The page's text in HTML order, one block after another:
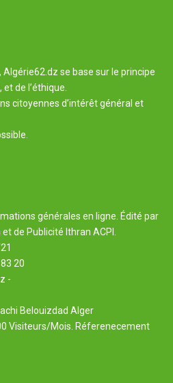
se base sur le principe
de l’éthique.
citoyennes d’intérêt général et
générales en ligne. Édité par
de Publicité Ithran ACPI.
20
-
Belouizdad Alger
Visiteurs/Mois. Réferenecement